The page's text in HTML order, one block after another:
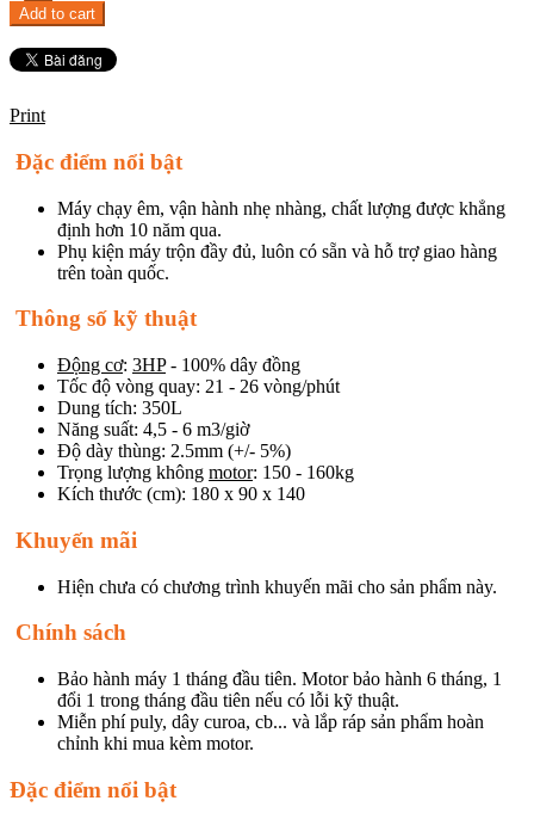
Add to cart
Print
Đặc điểm nổi bật
Máy chạy êm, vận hành nhẹ nhàng, chất lượng được khẳng
định hơn 10 năm qua.
Phụ kiện máy trộn đầy đủ, luôn có sẵn và hỗ trợ giao hàng
trên toàn quốc.
Thông số kỹ thuật
Động cơ: 3HP- 100% dây đồng
Tốc độ vòng quay: 21 - 26 vòng/phút
Dung tích: 350L
Năng suất: 4,5 - 6 m3/giờ
Độ dày thùng: 2.5mm (+/- 5%)
Trọng lượng không motor: 150 - 160kg
Kích thước (cm): 180 x 90 x 140
Khuyến mãi
Hiện chưa có chương trình khuyến mãi cho sản phẩm này.
Chính sách
Bảo hành máy 1 tháng đầu tiên. Motor bảo hành 6 tháng, 1
đổi 1 trong tháng đầu tiên nếu có lỗi kỹ thuật.
Miễn phí puly, dây curoa, cb... và lắp ráp sản phẩm hoàn
chỉnh khi mua kèm motor.
Đặc điểm nổi bật